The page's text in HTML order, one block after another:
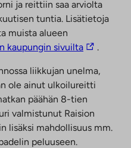
ja reittiin saa arviolta
tuntia. Lisätietoja
muista alueen
kaupungin sivuiltaLinkki
palveluun.
Linkki
aukeaa
uuteen
.
liikkujan unelma,
ole ainut ulkoilureitti
päähän 8-tien
valmistunut Raision
lisäksi mahdollisuus mm.
peluuseen.